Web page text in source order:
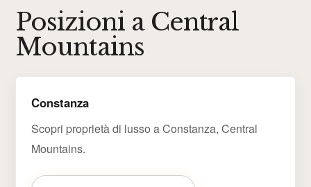
Posizioni a Central
Mountains
Constanza
Scopri proprietà di lusso a Constanza, Central
Mountains.